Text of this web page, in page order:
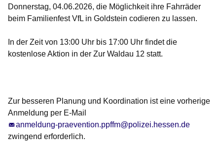
Donnerstag, 04.06.2026, die Möglichkeit ihre Fahrräder
beim Familienfest VfL in Goldstein codieren zu lassen.
In der Zeit von 13:00 Uhr bis 17:00 Uhr findet die
kostenlose Aktion in der Zur Waldau 12 statt.
Zur besseren Planung und Koordination ist eine vorherige
Anmeldung per E-Mail
anmeldung-praevention.ppffm@polizei.hessen.de
zwingend erforderlich.